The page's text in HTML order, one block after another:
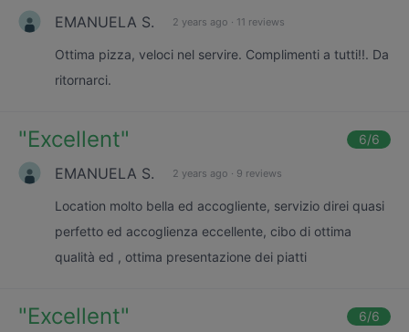
EMANUELA S. 2 years ago · 11 reviews
Ottima pizza, veloci nel servire. Complimenti a tutti!!. Da
ritornarci.
"Excellent" 6/6
EMANUELA S. 2 years ago · 9 reviews
Location molto bella ed accogliente, servizio direi quasi
perfetto ed accoglienza eccellente, cibo di ottima
qualità ed , ottima presentazione dei piatti
"Excellent" 6/6